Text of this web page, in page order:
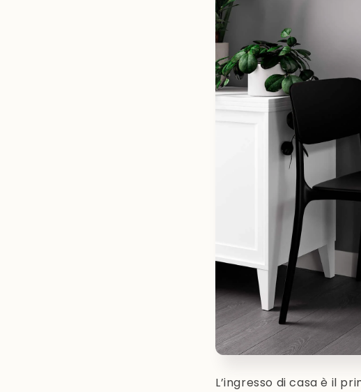
L’ingresso di casa è il